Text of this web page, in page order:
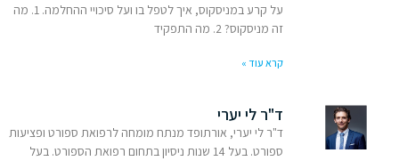
על קרע במניסקוס, איך לטפל בו ועל סיכויי ההחלמה. 1. מה
זה מניסקוס? 2. מה התפקיד
קרא עוד »
ד"ר לי יערי
ד"ר לי יערי, אורתופד מנתח מומחה לרפואת ספורט ופציעות
ספורט. בעל 14 שנות ניסיון בתחום רפואת הספורט. בעל